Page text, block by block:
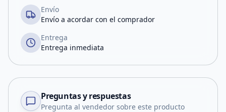
Envío
Envío a acordar con el comprador
Entrega
Entrega inmediata
Preguntas y respuestas
Pregunta al vendedor sobre este producto